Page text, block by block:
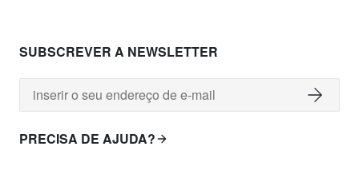
SUBSCREVER A NEWSLETTER
PRECISA DE AJUDA?